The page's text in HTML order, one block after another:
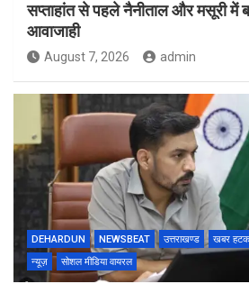
सप्ताहांत से पहले नैनीताल और मसूरी में
आवाजाही
August 7, 2026 admin
DEHARDUN NEWSBEAT उत्तराखण्ड खबर
न्यूज़
सोशल मीडिया वायरल